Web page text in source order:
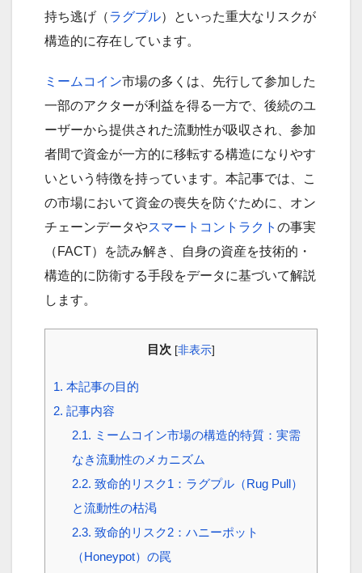
持ち逃げ（ラグプル）といった重大なリスクが
構造的に存在しています。
ミームコイン市場の多くは、先行して参加した
一部のアクターが利益を得る一方で、後続のユ
ーザーから提供された流動性が吸収され、参加
者間で資金が一方的に移転する構造になりやす
いという特徴を持っています。本記事では、こ
の市場において資金の喪失を防ぐために、オン
チェーンデータやスマートコントラクト の事実
（FACT）を読み解き、自身の資産を技術的・
構造的に防衛する手段をデータに基づいて解説
します。
目次 [非表示]
1. 本記事の目的
2. 記事内容
2.1. ミームコイン市場の構造的特質：実需
なき流動性のメカニズム
2.2. 致命的リスク1：ラグプル（Rug Pull）
と流動性の枯渇
2.3. 致命的リスク2：ハニーポット
（Honeypot）の罠